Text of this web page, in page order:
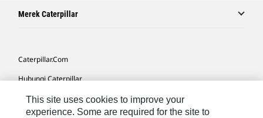
Merek Caterpillar
Caterpillar.com
Hubungi Caterpillar
Preferensi Pemasaran Saya
This site uses cookies to improve your
experience. Some are required for the site to